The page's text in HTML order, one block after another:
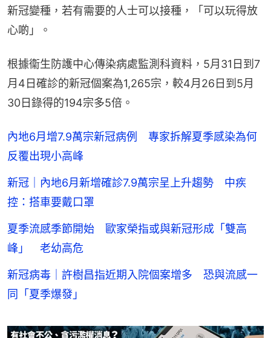
新冠變種，若有需要的人士可以接種，「可以玩得放
心啲」。
根據衞生防護中心傳染病處監測科資料，5月31日到7
月4日確診的新冠個案為1,265宗，較4月26日到5月
30日錄得的194宗多5倍。
內地6月增7.9萬宗新冠病例 專家拆解夏季感染為何
反覆出現小高峰
新冠｜內地6月新增確診7.9萬宗呈上升趨勢 中疾
控：搭車要戴口罩
夏季流感季節開始 歐家榮指或與新冠形成「雙高
峰」 老幼高危
新冠病毒｜許樹昌指近期入院個案增多 恐與流感一
同「夏季爆發」